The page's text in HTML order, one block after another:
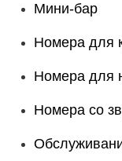
Мини-бар
Номера для
Номера для
Номера со